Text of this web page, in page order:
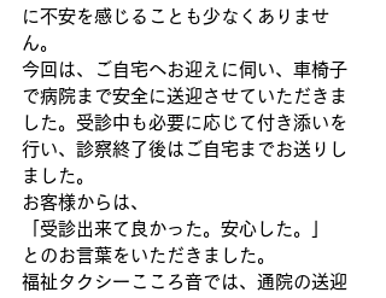
に不安を感じることも少なくありませ
ん。
今回は、ご自宅へお迎えに伺い、車椅子
で病院まで安全に送迎させていただきま
した。受診中も必要に応じて付き添いを
行い、診察終了後はご自宅までお送りし
ました。
お客様からは、
「受診出来て良かった。安心した。」
とのお言葉をいただきました。
福祉タクシーこころ音では、通院の送迎